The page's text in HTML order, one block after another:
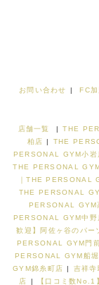
お問い合わせ | FC
店舗一覧 | THE
柏店 | THE
PERSONAL GYM小岩
THE PERSONAL
｜THE PERSONAL
THE PERSONAL
PERSONAL GYM
PERSONAL GYM中野
歓迎】阿佐ヶ谷のパ
PERSONAL GYM門
PERSONAL GYM船堀
GYM錦糸町店 |
吉祥
店
|
【口コミ数